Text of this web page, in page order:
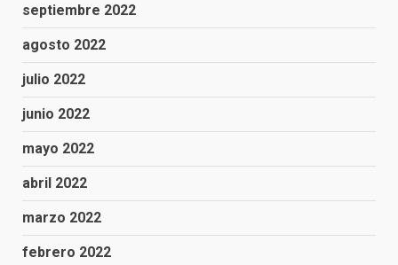
septiembre 2022
agosto 2022
julio 2022
junio 2022
mayo 2022
abril 2022
marzo 2022
febrero 2022